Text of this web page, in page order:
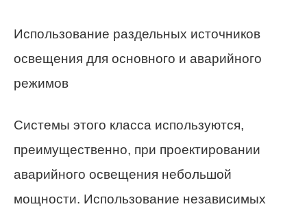
Использование раздельных источников
освещения для основного и аварийного
режимов
Системы этого класса используются,
преимущественно, при проектировании
аварийного освещения небольшой
мощности. Использование независимых